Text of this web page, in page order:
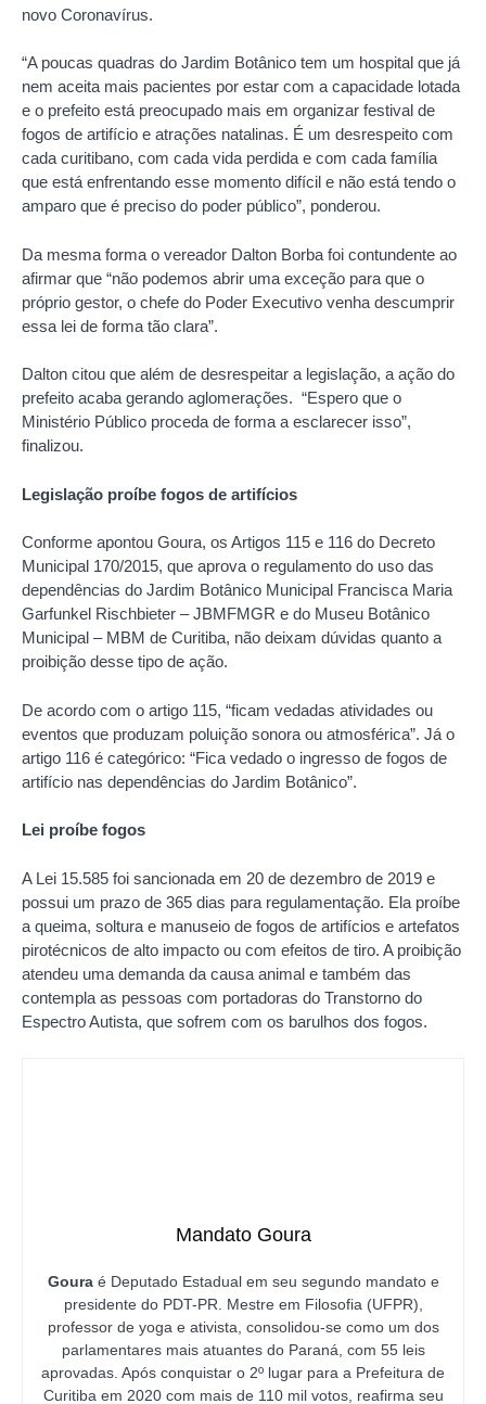
novo Coronavírus.
“A poucas quadras do Jardim Botânico tem um hospital que já
nem aceita mais pacientes por estar com a capacidade lotada
e o prefeito está preocupado mais em organizar festival de
fogos de artifício e atrações natalinas. É um desrespeito com
cada curitibano, com cada vida perdida e com cada família
que está enfrentando esse momento difícil e não está tendo o
amparo que é preciso do poder público”, ponderou.
Da mesma forma o vereador Dalton Borba foi contundente ao
afirmar que “não podemos abrir uma exceção para que o
próprio gestor, o chefe do Poder Executivo venha descumprir
essa lei de forma tão clara”.
Dalton citou que além de desrespeitar a legislação, a ação do
prefeito acaba gerando aglomerações. “Espero que o
Ministério Público proceda de forma a esclarecer isso”,
finalizou.
Legislação proíbe fogos de artifícios
Conforme apontou Goura, os Artigos 115 e 116 do Decreto
Municipal 170/2015, que aprova o regulamento do uso das
dependências do Jardim Botânico Municipal Francisca Maria
Garfunkel Rischbieter – JBMFMGR e do Museu Botânico
Municipal – MBM de Curitiba, não deixam dúvidas quanto a
proibição desse tipo de ação.
De acordo com o artigo 115, “ficam vedadas atividades ou
eventos que produzam poluição sonora ou atmosférica”. Já o
artigo 116 é categórico: “Fica vedado o ingresso de fogos de
artifício nas dependências do Jardim Botânico”.
Lei proíbe fogos
A Lei 15.585 foi sancionada em 20 de dezembro de 2019 e
possui um prazo de 365 dias para regulamentação. Ela proíbe
a queima, soltura e manuseio de fogos de artifícios e artefatos
pirotécnicos de alto impacto ou com efeitos de tiro. A proibição
atendeu uma demanda da causa animal e também das
contempla as pessoas com portadoras do Transtorno do
Espectro Autista, que sofrem com os barulhos dos fogos.
Mandato Goura
Gouraé Deputado Estadual em seu segundo mandato e
presidente do PDT-PR. Mestre em Filosofia (UFPR),
professor de yoga e ativista, consolidou-se como um dos
parlamentares mais atuantes do Paraná, com 55 leis
aprovadas. Após conquistar o 2º lugar para a Prefeitura de
Curitiba em 2020 com mais de 110 mil votos, reafirma seu